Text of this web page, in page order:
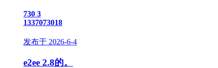
730 3
1337073018
发布于 2026-6-4
e2ee 2.8的。